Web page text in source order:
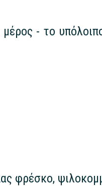
- το
φρέσκο,